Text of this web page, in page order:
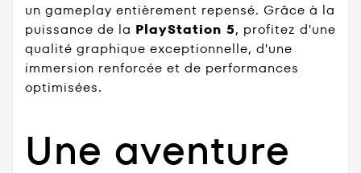
un gameplay entièrement repensé. Grâce à la
puissance de la PlayStation 5, profitez d'une
qualité graphique exceptionnelle, d'une
immersion renforcée et de performances
optimisées.
Une aventure